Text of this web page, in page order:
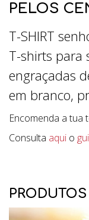
PELOS
T-SHIRT
T-shirts para
engraçadas
em branco,
Encomenda a tua
Consulta aqui o